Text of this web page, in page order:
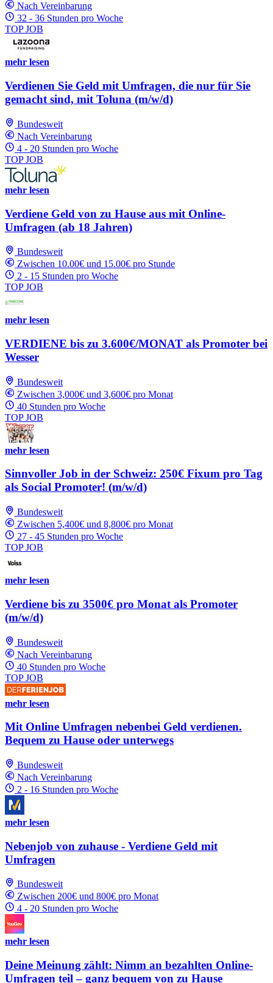
Nach Vereinbarung
32 - 36 Stunden pro Woche
TOP JOB
mehr lesen
Verdienen Sie Geld mit Umfragen, die nur für Sie
gemacht sind, mit Toluna (m/w/d)
Bundesweit
Nach Vereinbarung
4 - 20 Stunden pro Woche
TOP JOB
mehr lesen
Verdiene Geld von zu Hause aus mit Online-
Umfragen (ab 18 Jahren)
Bundesweit
Zwischen 10.00€ und 15.00€ pro Stunde
2 - 15 Stunden pro Woche
TOP JOB
mehr lesen
VERDIENE bis zu 3.600€/MONAT als Promoter bei
Wesser
Bundesweit
Zwischen 3,000€ und 3,600€ pro Monat
40 Stunden pro Woche
TOP JOB
mehr lesen
Sinnvoller Job in der Schweiz: 250€ Fixum pro Tag
als Social Promoter! (m/w/d)
Bundesweit
Zwischen 5,400€ und 8,800€ pro Monat
27 - 45 Stunden pro Woche
TOP JOB
mehr lesen
Verdiene bis zu 3500€ pro Monat als Promoter
(m/w/d)
Bundesweit
Nach Vereinbarung
40 Stunden pro Woche
TOP JOB
mehr lesen
Mit Online Umfragen nebenbei Geld verdienen.
Bequem zu Hause oder unterwegs
Bundesweit
Nach Vereinbarung
2 - 16 Stunden pro Woche
mehr lesen
Nebenjob von zuhause - Verdiene Geld mit
Umfragen
Bundesweit
Zwischen 200€ und 800€ pro Monat
4 - 20 Stunden pro Woche
mehr lesen
Deine Meinung zählt: Nimm an bezahlten Online-
Umfragen teil – ganz bequem von zu Hause